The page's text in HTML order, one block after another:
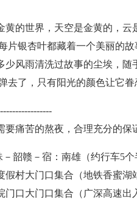
世界，天空是金黄的，云
片银杏叶都藏着一个美丽的
雨清洗过故事的尘埃，随
去了，只有阳光的颜色让它
苦的熬夜，合理充分的保
韶赣－宿：南雄（约行车5
大门口集合（地铁香蜜湖
口大门口集合（广深高速出